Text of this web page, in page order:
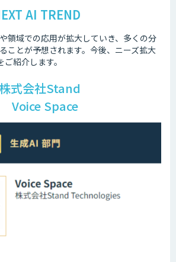
AI TREND
領域での応用が拡大していき、多くの分
ことが予想されます。今後、ニーズ拡大
紹介します。
式会社Stand
Voice Space